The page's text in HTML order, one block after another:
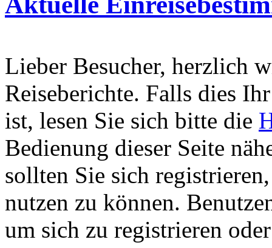
Lieber Besucher, herzlich
Reiseberichte. Falls dies
ist, lesen Sie sich bitte die
Bedienung dieser Seite
sollten Sie sich
nutzen zu können.
um sich zu registrieren